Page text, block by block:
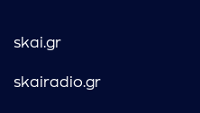
skai.gr
skairadio.gr